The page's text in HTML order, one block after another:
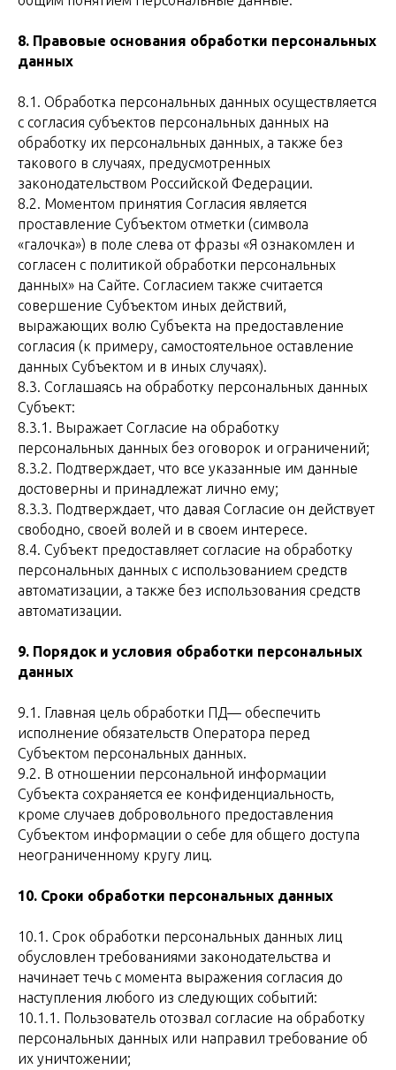
8. Правовые основания обработки персональных
данных
8.1. Обработка персональных данных осуществляется
с согласия субъектов персональных данных на
обработку их персональных данных, а также без
такового в случаях, предусмотренных
законодательством Российской Федерации.
8.2. Моментом принятия Согласия является
проставление Субъектом отметки (символа
«галочка») в поле слева от фразы «Я ознакомлен и
согласен с политикой обработки персональных
данных» на Сайте. Согласием также считается
совершение Субъектом иных действий,
выражающих волю Субъекта на предоставление
согласия (к примеру, самостоятельное оставление
данных Субъектом и в иных случаях).
8.3. Соглашаясь на обработку персональных данных
Субъект:
8.3.1. Выражает Согласие на обработку
персональных данных без оговорок и ограничений;
8.3.2. Подтверждает, что все указанные им данные
достоверны и принадлежат лично ему;
8.3.3. Подтверждает, что давая Согласие он действует
свободно, своей волей и в своем интересе.
8.4. Субъект предоставляет согласие на обработку
персональных данных с использованием средств
автоматизации, а также без использования средств
автоматизации.
9. Порядок и условия обработки персональных
данных
9.1. Главная цель обработки ПД— обеспечить
исполнение обязательств Оператора перед
Субъектом персональных данных.
9.2. В отношении персональной информации
Субъекта сохраняется ее конфиденциальность,
кроме случаев добровольного предоставления
Субъектом информации о себе для общего доступа
неограниченному кругу лиц.
10. Сроки обработки персональных данных
10.1. Срок обработки персональных данных лиц
обусловлен требованиями законодательства и
начинает течь с момента выражения согласия до
наступления любого из следующих событий:
10.1.1. Пользователь отозвал согласие на обработку
персональных данных или направил требование об
их уничтожении;